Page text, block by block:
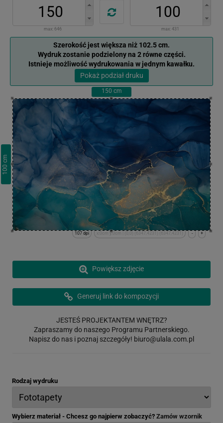
max: 646 max: 431
Szerokość jest większa niż 102.5 cm.
Wydruk zostanie podzielony na 2 równe części.
Istnieje możliwość wydrukowania w jednym kawałku.
Pokaż podział druku
150 cm
100
cm
+
-
x:0cm y:0cm | (0,0) (6347,4231) (6347,4231)
107 dpi
Powiększ zdjęcie
Generuj link do kompozycji
JESTEŚ PROJEKTANTEM WNĘTRZ?
Zapraszamy do naszego Programu Partnerskiego.
Napisz do nas i poznaj szczegóły! biuro@ulala.com.pl
Rodzaj wydruku
Wybierz materiał - Chcesz go najpierw zobaczyć? Zamów wzornik